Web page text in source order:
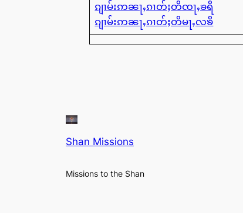
ၵျၢမ်းဢၼႃႇၵၢတ်ႈတိၸႃႇၶရိ
ၵျၢမ်းဢၼႃႇၵၢတ်ႈတိမႃႇလၶိ
Shan Missions
Missions to the Shan